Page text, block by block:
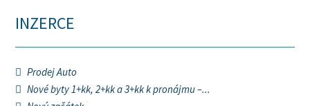
INZERCE
Prodej Auto
Nové byty 1+kk, 2+kk a 3+kk k pronájmu –...